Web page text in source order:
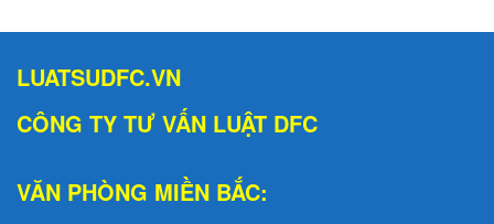
LUATSUDFC.VN
CÔNG TY TƯ VẤN LUẬT DFC
VĂN PHÒNG MIỀN BẮC: